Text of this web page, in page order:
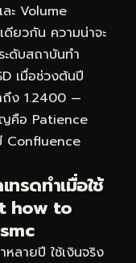
ะ Volume
ยวกัน ความน่าจะ
ะดับสถาบันทำ
เมื่อช่วงต้นปี
ถึง 1.2400 —
คือ Patience
Confluence
รดทำเมื่อใช้
how to
หลายปี ใช้เงินจริง